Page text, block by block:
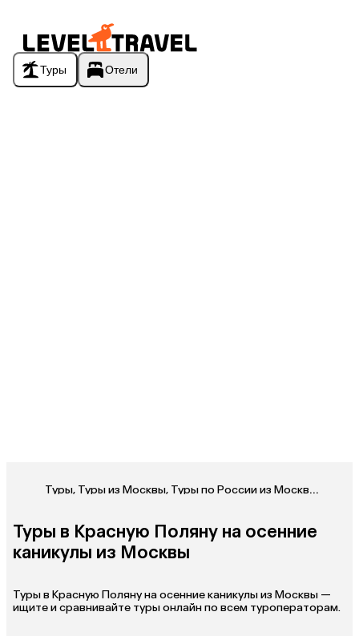
Туры Отели
Туры, Туры из Москвы, Туры по России из Москвы ,
Туры в Красную Поляну на осенние
каникулы из Москвы
Туры в Красную Поляну на осенние каникулы из Москвы —
ищите и сравнивайте туры онлайн по всем туроператорам.